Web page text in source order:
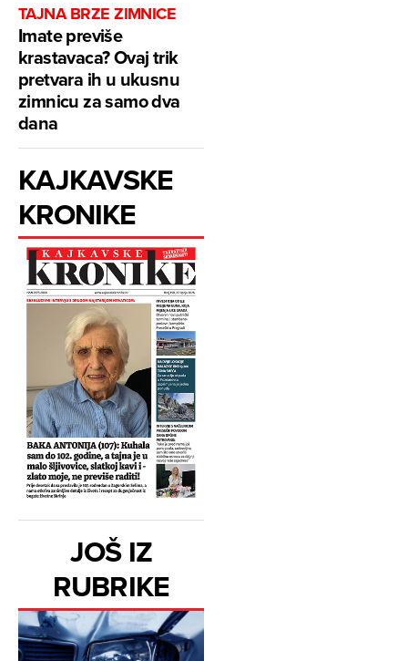
TAJNA BRZE ZIMNICE
Imate previše
krastavaca? Ovaj trik
pretvara ih u ukusnu
zimnicu za samo dva
dana
KAJKAVSKE
KRONIKE
JOŠ IZ
RUBRIKE